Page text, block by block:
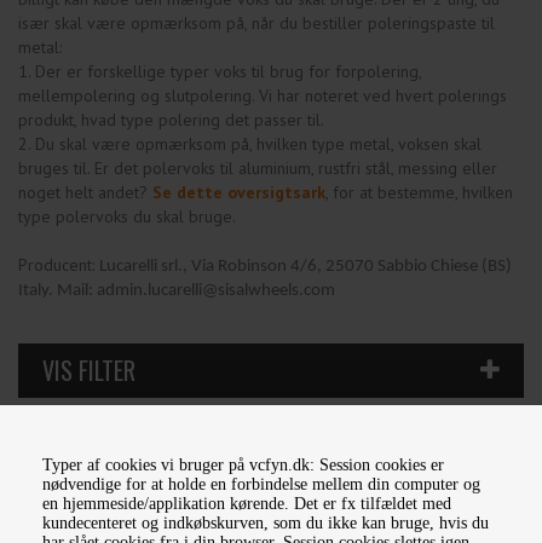
Typer af cookies vi bruger på vcfyn.dk: Session cookies er
nødvendige for at holde en forbindelse mellem din computer og
en hjemmeside/applikation kørende. Det er fx tilfældet med
kundecenteret og indkøbskurven, som du ikke kan bruge, hvis du
især skal være opmærksom på, når du bestiller poleringspaste til
metal:
1. Der er forskellige typer voks til brug for forpolering,
mellempolering og slutpolering. Vi har noteret ved hvert polerings
produkt, hvad type polering det passer til.
2. Du skal være opmærksom på, hvilken type metal, voksen skal
bruges til. Er det polervoks til aluminium, rustfri stål, messing eller
noget helt andet? Se dette oversigtsark , for at bestemme, hvilken
type polervoks du skal bruge.
Producent: Lucarelli srl., Via Robinson 4/6, 25070 Sabbio Chiese (BS)
Italy. Mail: admin.lucarelli@sisalwheels.com